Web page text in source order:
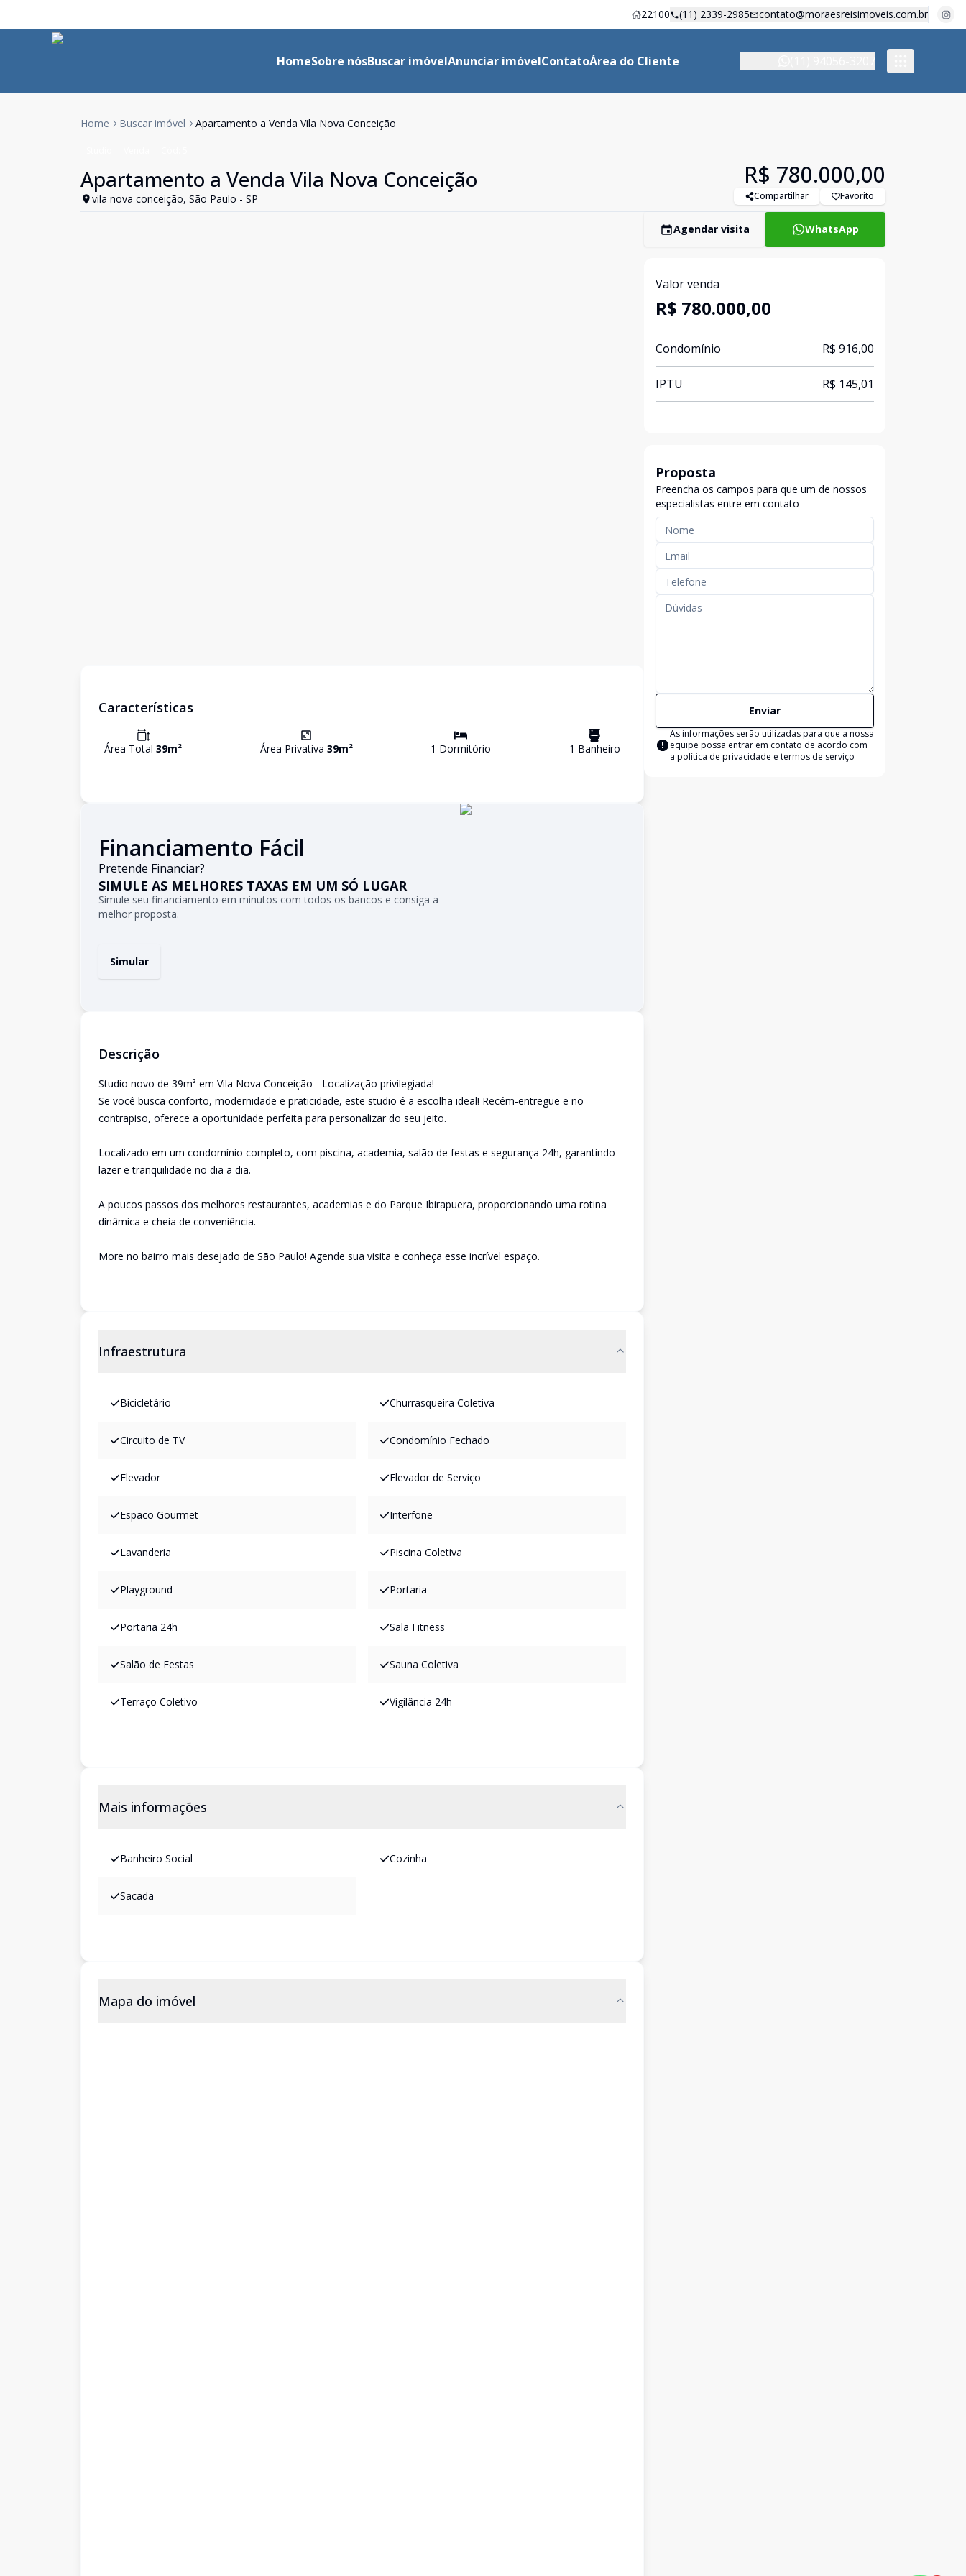
22100 (11) 2339-2985 contato@moraesreisimoveis.com.br
HomeSobre nósBuscar imóvelAnunciar imóvelContatoÁrea do Cliente
Home Buscar imóvel Apartamento a Venda Vila Nova Conceição
Apartamento a Venda Vila Nova Conceição
vila nova conceição, São Paulo - SP
R$ 780.000,00
Compartilhar Favorito
Características
Área Total 39m² Área Privativa 39m² 1 Dormitório 1 Banheiro
Financiamento Fácil
Pretende Financiar?
SIMULE AS MELHORES TAXAS EM UM SÓ LUGAR
Simule seu financiamento em minutos com todos os bancos e consiga a
melhor proposta.
Simular
Descrição
Studio novo de 39m² em Vila Nova Conceição - Localização privilegiada!
Se você busca conforto, modernidade e praticidade, este studio é a escolha ideal! Recém-entregue e no
contrapiso, oferece a oportunidade perfeita para personalizar do seu jeito.
Localizado em um condomínio completo, com piscina, academia, salão de festas e segurança 24h, garantindo
lazer e tranquilidade no dia a dia.
A poucos passos dos melhores restaurantes, academias e do Parque Ibirapuera, proporcionando uma rotina
dinâmica e cheia de conveniência.
More no bairro mais desejado de São Paulo! Agende sua visita e conheça esse incrível espaço.
Infraestrutura
Bicicletário Churrasqueira Coletiva
Circuito de TV Condomínio Fechado
Elevador Elevador de Serviço
Espaco Gourmet Interfone
Lavanderia Piscina Coletiva
Playground Portaria
Portaria 24h Sala Fitness
Salão de Festas Sauna Coletiva
Terraço Coletivo Vigilância 24h
Mais informações
Banheiro Social Cozinha
Sacada
Mapa do imóvel
Agendar visita WhatsApp
Valor venda
R$ 780.000,00
Condomínio R$ 916,00
IPTU R$ 145,01
Proposta
Preencha os campos para que um de nossos
especialistas entre em contato
Enviar
As informações serão utilizadas para que a nossa
equipe possa entrar em contato de acordo com
a política de privacidade e termos de serviço